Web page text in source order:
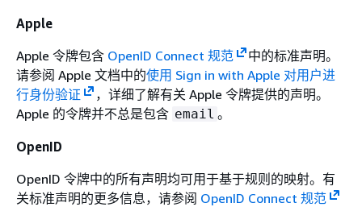
Apple
Apple 令牌包含 OpenID Connect 规范
中的标准声明。
请参阅 Apple 文档中的使用 Sign in with Apple 对用户进
行身份验证
，详细了解有关 Apple 令牌提供的声明。
Apple 的令牌并不总是包含 email 。
OpenID
OpenID 令牌中的所有声明均可用于基于规则的映射。有
关标准声明的更多信息，请参阅 OpenID Connect 规范